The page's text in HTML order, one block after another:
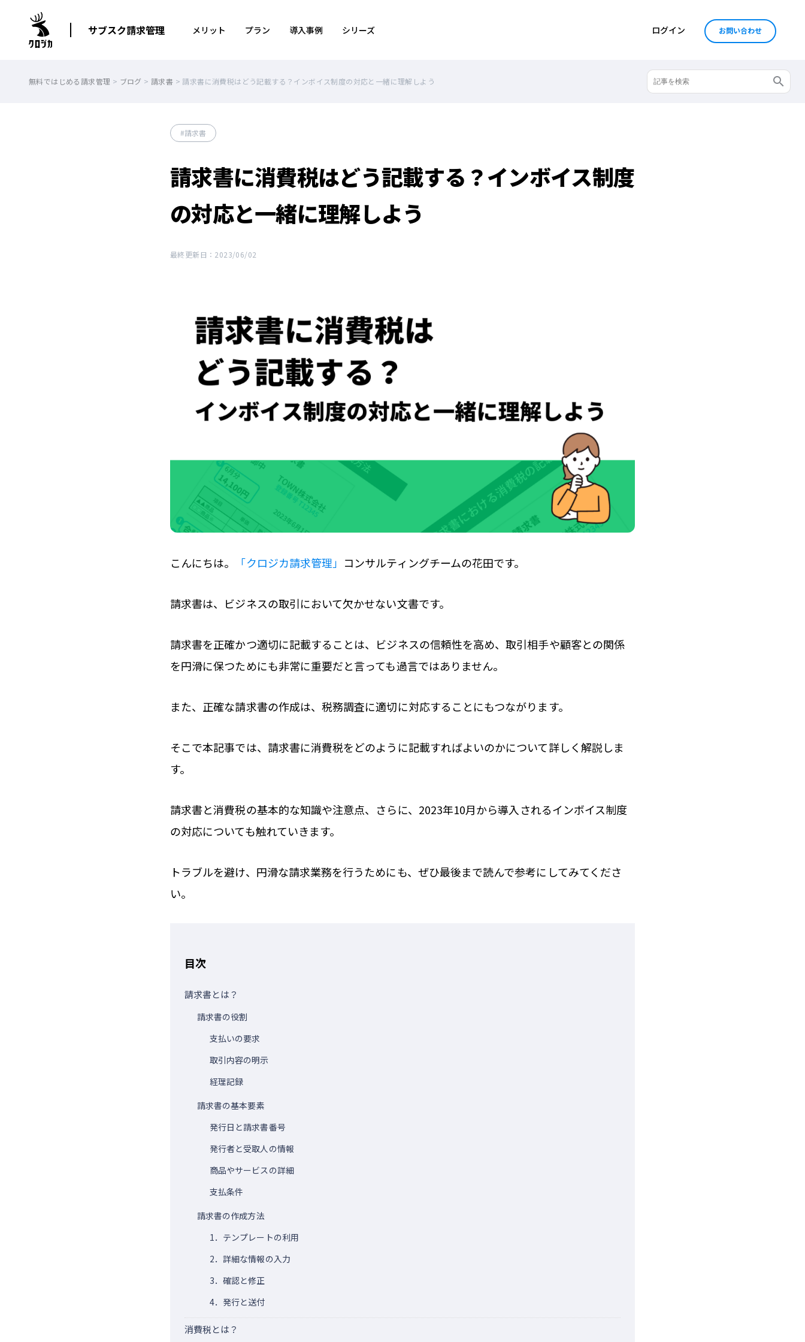
サブスク請求管理 メリット プラン 導入事例 シリーズ ログイン お問い合わせ
無料ではじめる請求管理 > ブログ >請求書 >請求書に消費税はどう記載する？インボイス制度の対応と一緒に理解しよう
請求書
請求書に消費税はどう記載する？インボイス制度
の対応と一緒に理解しよう
最終更新日：2023/06/02
こんにちは。 「クロジカ請求管理」 コンサルティングチームの花田です。
請求書は、ビジネスの取引において欠かせない文書です。
請求書を正確かつ適切に記載することは、ビジネスの信頼性を高め、取引相手や顧客との関係
を円滑に保つためにも非常に重要だと言っても過言ではありません。
また、正確な請求書の作成は、税務調査に適切に対応することにもつながります。
そこで本記事では、請求書に消費税をどのように記載すればよいのかについて詳しく解説しま
す。
請求書と消費税の基本的な知識や注意点、さらに、2023年10月から導入されるインボイス制度
の対応についても触れていきます。
トラブルを避け、円滑な請求業務を行うためにも、ぜひ最後まで読んで参考にしてみてくださ
い。
目次
請求書とは？
請求書の役割
支払いの要求
取引内容の明示
経理記録
請求書の基本要素
発行日と請求書番号
発行者と受取人の情報
商品やサービスの詳細
支払条件
請求書の作成方法
1．テンプレートの利用
2．詳細な情報の入力
3．確認と修正
4．発行と送付
消費税とは？